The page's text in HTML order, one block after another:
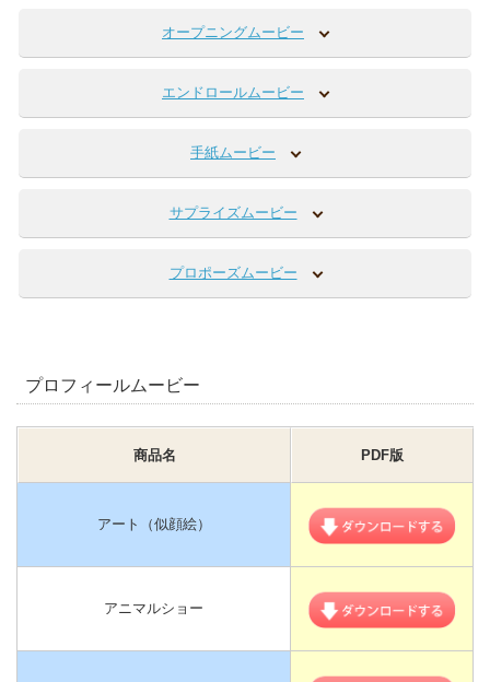
オープニングムービー
エンドロールムービー
手紙ムービー
サプライズムービー
プロポーズムービー
プロフィールムービー
商品名 PDF版
アート（似顔絵）
アニマルショー